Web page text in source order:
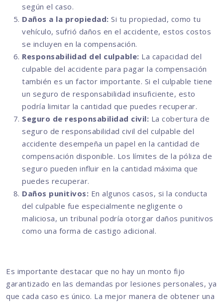
según el caso.
Daños a la propiedad: Si tu propiedad, como tu
vehículo, sufrió daños en el accidente, estos costos
se incluyen en la compensación.
Responsabilidad del culpable: La capacidad del
culpable del accidente para pagar la compensación
también es un factor importante. Si el culpable tiene
un seguro de responsabilidad insuficiente, esto
podría limitar la cantidad que puedes recuperar.
Seguro de responsabilidad civil: La cobertura de
seguro de responsabilidad civil del culpable del
accidente desempeña un papel en la cantidad de
compensación disponible. Los límites de la póliza de
seguro pueden influir en la cantidad máxima que
puedes recuperar.
Daños punitivos: En algunos casos, si la conducta
del culpable fue especialmente negligente o
maliciosa, un tribunal podría otorgar daños punitivos
como una forma de castigo adicional.
Es importante destacar que no hay un monto fijo
garantizado en las demandas por lesiones personales, ya
que cada caso es único. La mejor manera de obtener una